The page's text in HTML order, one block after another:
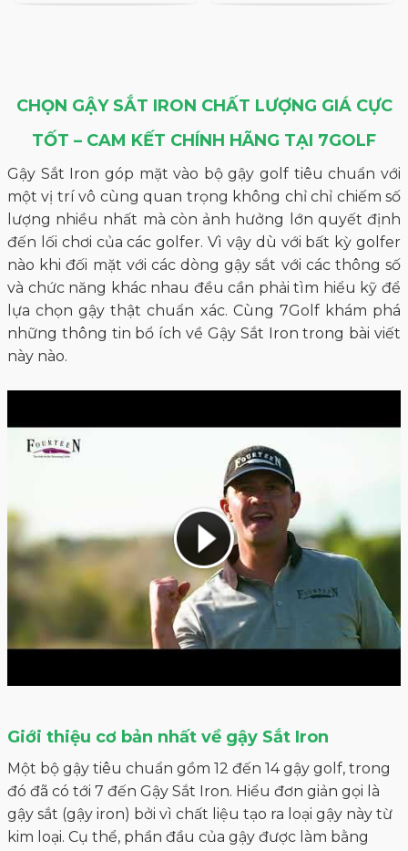
CHỌN GẬY SẮT IRON CHẤT LƯỢNG GIÁ CỰC
TỐT – CAM KẾT CHÍNH HÃNG TẠI 7GOLF
Gậy Sắt Iron góp mặt vào bộ gậy golf tiêu chuẩn với
một vị trí vô cùng quan trọng không chỉ chỉ chiếm số
lượng nhiều nhất mà còn ảnh hưởng lớn quyết định
đến lối chơi của các golfer. Vì vậy dù với bất kỳ golfer
nào khi đối mặt với các dòng gậy sắt với các thông số
và chức năng khác nhau đều cần phải tìm hiểu kỹ để
lựa chọn gậy thật chuẩn xác. Cùng 7Golf khám phá
những thông tin bổ ích về Gậy Sắt Iron trong bài viết
này nào.
Giới thiệu cơ bản nhất về gậy Sắt Iron
Một bộ gậy tiêu chuẩn gồm 12 đến 14 gậy golf, trong
đó đã có tới 7 đến Gậy Sắt Iron. Hiểu đơn giản gọi là
gậy sắt (gậy iron) bởi vì chất liệu tạo ra loại gậy này từ
kim loại. Cụ thể, phần đầu của gậy được làm bằng